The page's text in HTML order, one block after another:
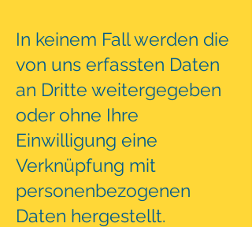
In keinem Fall werden die
von uns erfassten Daten
an Dritte weitergegeben
oder ohne Ihre
Einwilligung eine
Verknüpfung mit
personenbezogenen
Daten hergestellt.